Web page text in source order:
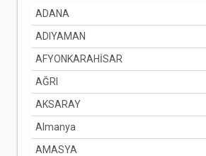
ADANA
ADIYAMAN
AFYONKARAHİSAR
AĞRI
AKSARAY
Almanya
AMASYA